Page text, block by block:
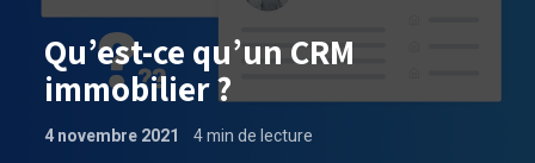
Qu’est-ce qu’un CRM
immobilier ?
4 novembre 2021 4min de lecture